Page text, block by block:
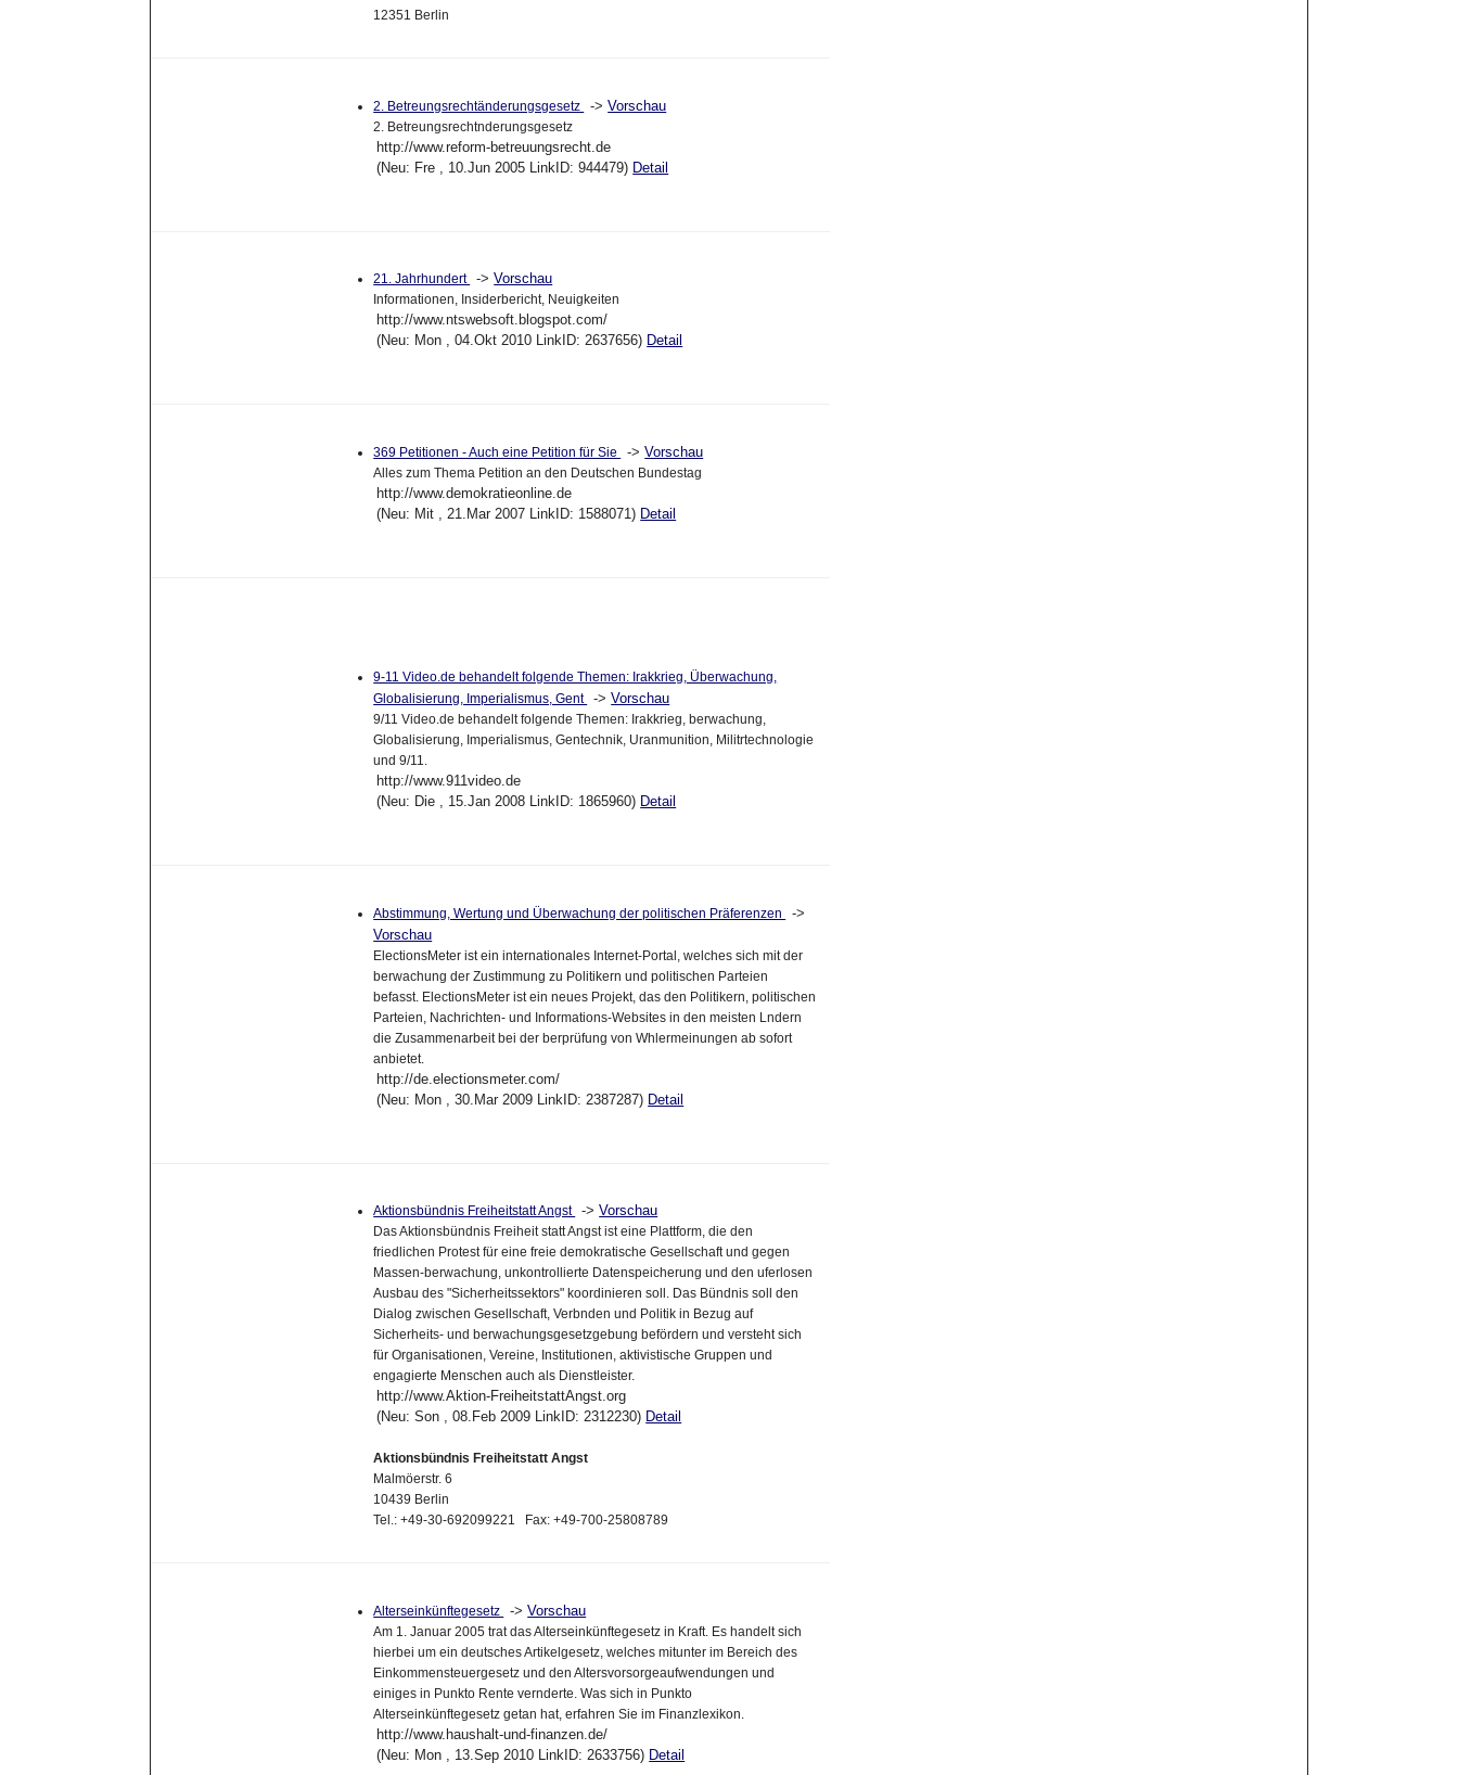
12351 Berlin
2. Betreungsrechtänderungsgesetz ->Vorschau
2. Betreungsrechtnderungsgesetz
http://www.reform-betreuungsrecht.de
(Neu: Fre , 10.Jun 2005 LinkID: 944479) Detail
21. Jahrhundert ->Vorschau
Informationen, Insiderbericht, Neuigkeiten
http://www.ntswebsoft.blogspot.com/
(Neu: Mon , 04.Okt 2010 LinkID: 2637656) Detail
369 Petitionen - Auch eine Petition für Sie ->Vorschau
Alles zum Thema Petition an den Deutschen Bundestag
http://www.demokratieonline.de
(Neu: Mit , 21.Mar 2007 LinkID: 1588071) Detail
9-11 Video.de behandelt folgende Themen: Irakkrieg, Überwachung,
Globalisierung, Imperialismus, Gent ->Vorschau
9/11 Video.de behandelt folgende Themen: Irakkrieg, berwachung,
Globalisierung, Imperialismus, Gentechnik, Uranmunition, Militrtechnologie
und 9/11.
http://www.911video.de
(Neu: Die , 15.Jan 2008 LinkID: 1865960) Detail
Abstimmung, Wertung und Überwachung der politischen Präferenzen
->
Vorschau
ElectionsMeter ist ein internationales Internet-Portal, welches sich mit der
berwachung der Zustimmung zu Politikern und politischen Parteien
befasst. ElectionsMeter ist ein neues Projekt, das den Politikern, politischen
Parteien, Nachrichten- und Informations-Websites in den meisten Lndern
die Zusammenarbeit bei der berprüfung von Whlermeinungen ab sofort
anbietet.
http://de.electionsmeter.com/
(Neu: Mon , 30.Mar 2009 LinkID: 2387287) Detail
Aktionsbündnis Freiheitstatt Angst ->Vorschau
Das Aktionsbündnis Freiheit statt Angst ist eine Plattform, die den
friedlichen Protest für eine freie demokratische Gesellschaft und gegen
Massen-berwachung, unkontrollierte Datenspeicherung und den uferlosen
Ausbau des "Sicherheitssektors" koordinieren soll. Das Bündnis soll den
Dialog zwischen Gesellschaft, Verbnden und Politik in Bezug auf
Sicherheits- und berwachungsgesetzgebung befördern und versteht sich
für Organisationen, Vereine, Institutionen, aktivistische Gruppen und
engagierte Menschen auch als Dienstleister.
http://www.Aktion-FreiheitstattAngst.org
(Neu: Son , 08.Feb 2009 LinkID: 2312230) Detail
Aktionsbündnis Freiheitstatt Angst
Malmöerstr. 6
10439 Berlin
Tel.: +49-30-692099221 Fax: +49-700-25808789
Alterseinkünftegesetz ->Vorschau
Am 1. Januar 2005 trat das Alterseinkünftegesetz in Kraft. Es handelt sich
hierbei um ein deutsches Artikelgesetz, welches mitunter im Bereich des
Einkommensteuergesetz und den Altersvorsorgeaufwendungen und
einiges in Punkto Rente vernderte. Was sich in Punkto
Alterseinkünftegesetz getan hat, erfahren Sie im Finanzlexikon.
http://www.haushalt-und-finanzen.de/
(Neu: Mon , 13.Sep 2010 LinkID: 2633756) Detail